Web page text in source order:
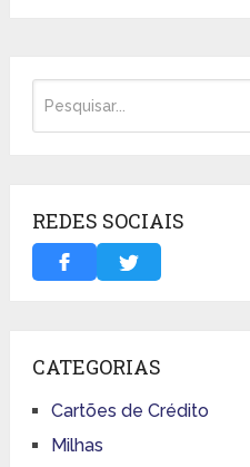
REDES SOCIAIS
CATEGORIAS
Cartões de Crédito
Milhas